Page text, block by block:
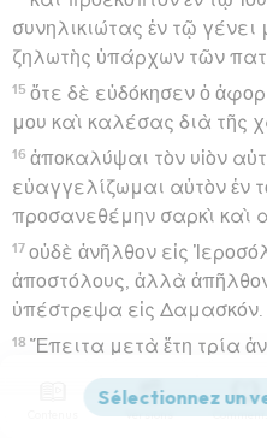
συνηλικιώτας ἐν τῷ
ζηλωτὴς ὑπάρχων τῶν
15 ὅτε δὲ εὐδόκησεν ὁ
μου καὶ καλέσας διὰ τῆς
16 ἀποκαλύψαι τὸν υἱὸν
εὐαγγελίζωμαι αὐτὸν ἐν
προσανεθέμην σαρκὶ καὶ
17 οὐδὲ ἀνῆλθον εἰς
ἀποστόλους, ἀλλὰ
ὑπέστρεψα εἰς Δαμασκόν.
18 Ἔπειτα μετὰ ἔτη τρία
ἱστορῆσαι Κηφᾶν, καὶ
δεκαπέντε·
Versions